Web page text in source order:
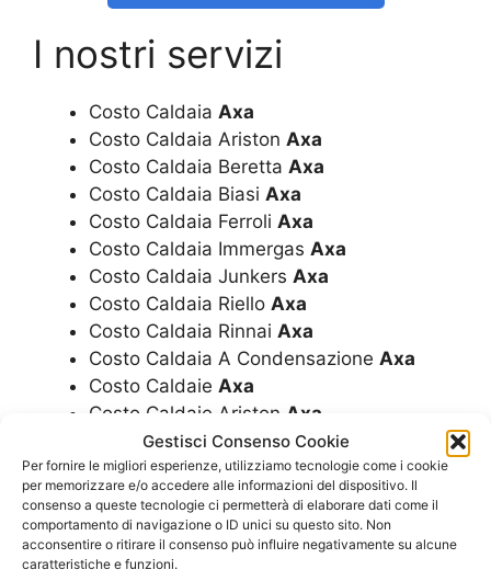
Gestisci Consenso Cookie
Per fornire le migliori esperienze, utilizziamo tecnologie come i cookie
per memorizzare e/o accedere alle informazioni del dispositivo. Il
consenso a queste tecnologie ci permetterà di elaborare dati come il
comportamento di navigazione o ID unici su questo sito. Non
acconsentire o ritirare il consenso può influire negativamente su alcune
caratteristiche e funzioni.
I nostri servizi
Costo Caldaia Axa
Costo Caldaia Ariston Axa
Costo Caldaia Beretta Axa
Costo Caldaia Biasi Axa
Costo Caldaia Ferroli Axa
Costo Caldaia Immergas Axa
Costo Caldaia Junkers Axa
Costo Caldaia Riello Axa
Costo Caldaia Rinnai Axa
Costo Caldaia A Condensazione Axa
Costo Caldaie Axa
Costo Caldaie Ariston Axa
Costo Caldaie BerettaAxa
Costo Caldaie BiasiAxa
Costo Caldaie FerroliAxa
Costo Caldaie ImmergasAxa
Costo Caldaie JunkersAxa